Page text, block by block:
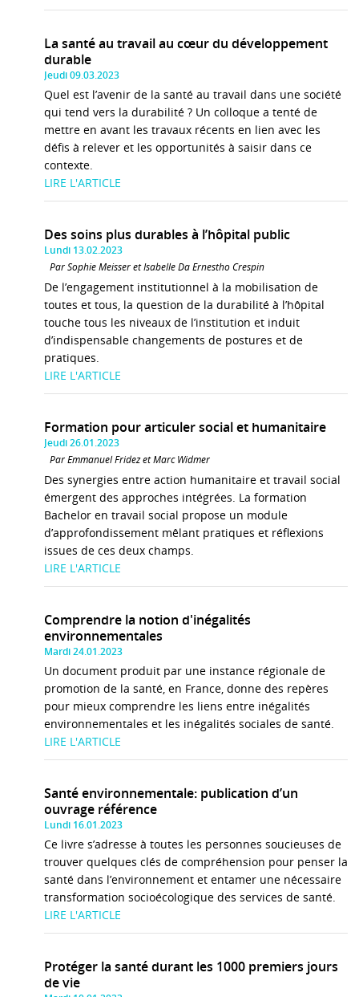
La santé au travail au cœur du développement
durable
Jeudi 09.03.2023
Quel est l’avenir de la santé au travail dans une société
qui tend vers la durabilité ? Un colloque a tenté de
mettre en avant les travaux récents en lien avec les
défis à relever et les opportunités à saisir dans ce
contexte.
LIRE L'ARTICLE
Des soins plus durables à l’hôpital public
Lundi 13.02.2023
Par Sophie Meisser et Isabelle Da Ernestho Crespin
De l’engagement institutionnel à la mobilisation de
toutes et tous, la question de la durabilité à l’hôpital
touche tous les niveaux de l’institution et induit
d’indispensable changements de postures et de
pratiques.
LIRE L'ARTICLE
Formation pour articuler social et humanitaire
Jeudi 26.01.2023
Par Emmanuel Fridez et Marc Widmer
Des synergies entre action humanitaire et travail social
émergent des approches intégrées. La formation
Bachelor en travail social propose un module
d’approfondissement mêlant pratiques et réflexions
issues de ces deux champs.
LIRE L'ARTICLE
Comprendre la notion d'inégalités
environnementales
Mardi 24.01.2023
Un document produit par une instance régionale de
promotion de la santé, en France, donne des repères
pour mieux comprendre les liens entre inégalités
environnementales et les inégalités sociales de santé.
LIRE L'ARTICLE
Santé environnementale: publication d’un
ouvrage référence
Lundi 16.01.2023
Ce livre s’adresse à toutes les personnes soucieuses de
trouver quelques clés de compréhension pour penser la
santé dans l’environnement et entamer une nécessaire
transformation socioécologique des services de santé.
LIRE L'ARTICLE
Protéger la santé durant les 1000 premiers jours
de vie